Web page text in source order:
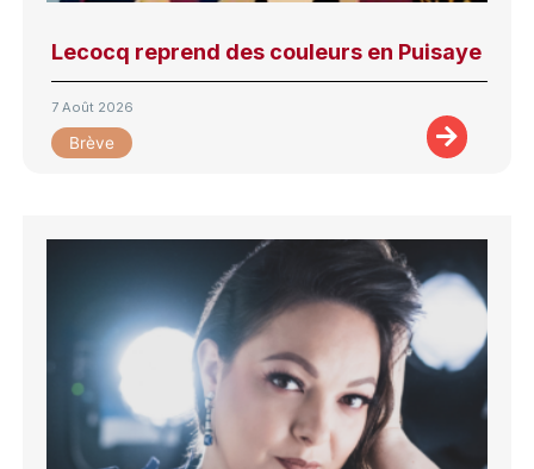
Lecocq reprend des couleurs en Puisaye
7 Août 2026
Brève